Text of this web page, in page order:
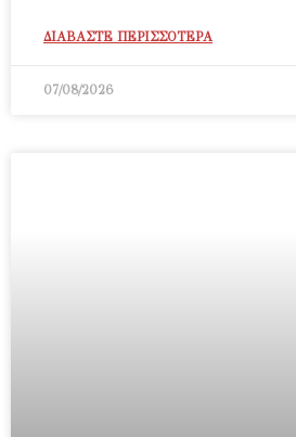
ΔΙΑΒΑΣΤΕ ΠΕΡΙΣΣΟΤΕΡΑ
07/08/2026